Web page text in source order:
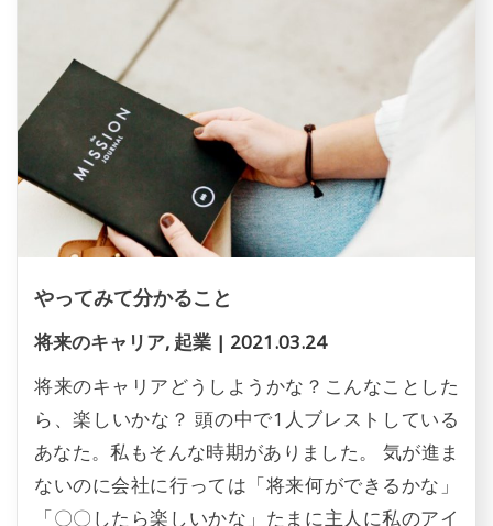
やってみて分かること
将来のキャリア, 起業 | 2021.03.24
将来のキャリアどうしようかな？こんなことした
ら、楽しいかな？ 頭の中で1人ブレストしている
あなた。私もそんな時期がありました。 気が進ま
ないのに会社に行っては「将来何ができるかな」
「〇〇したら楽しいかな」たまに主人に私のアイ